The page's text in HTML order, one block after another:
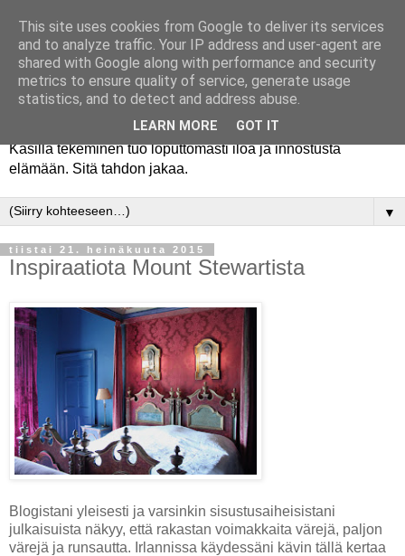
Käsillä tekeminen tuo loputtomasti iloa ja innostusta
elämään. Sitä tahdon jakaa.
▼
tiistai 21. heinäkuuta 2015
Inspiraatiota Mount Stewartista
Blogistani yleisesti ja varsinkin sisustusaiheisistani
julkaisuista näkyy, että rakastan voimakkaita värejä, paljon
värejä ja runsautta. Irlannissa käydessäni kävin tällä kertaa
This site uses cookies from Google to deliver its services
and to analyze traffic. Your IP address and user-agent are
shared with Google along with performance and security
metrics to ensure quality of service, generate usage
statistics, and to detect and address abuse.
LEARN MORE GOT IT